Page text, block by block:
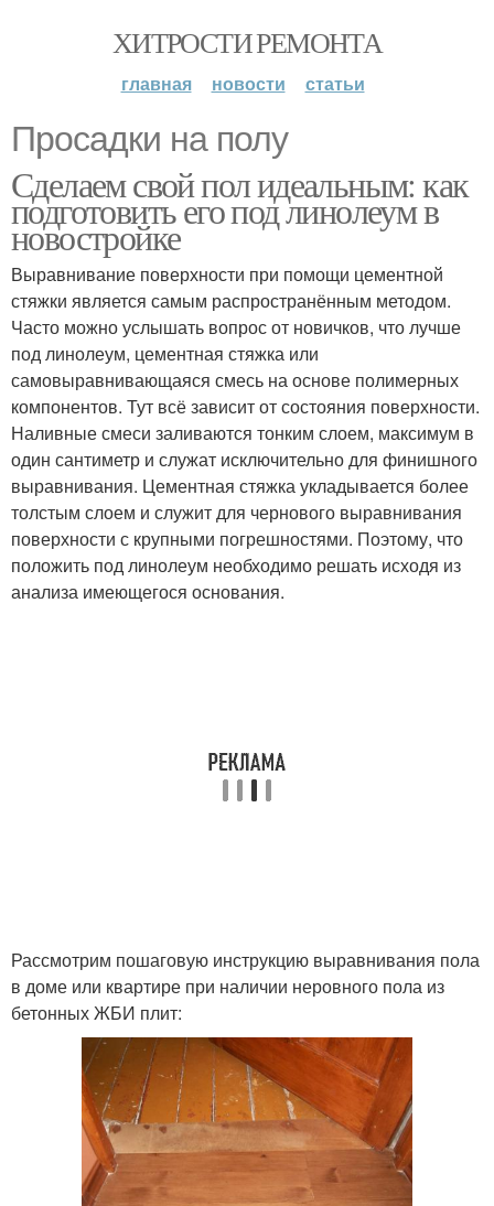
ХИТРОСТИ РЕМОНТА
главная новости статьи
Просадки на полу
Сделаем свой пол идеальным: как
подготовить его под линолеум в
новостройке
Выравнивание поверхности при помощи цементной
стяжки является самым распространённым методом.
Часто можно услышать вопрос от новичков, что лучше
под линолеум, цементная стяжка или
самовыравнивающаяся смесь на основе полимерных
компонентов. Тут всё зависит от состояния поверхности.
Наливные смеси заливаются тонким слоем, максимум в
один сантиметр и служат исключительно для финишного
выравнивания. Цементная стяжка укладывается более
толстым слоем и служит для чернового выравнивания
поверхности с крупными погрешностями. Поэтому, что
положить под линолеум необходимо решать исходя из
анализа имеющегося основания.
Рассмотрим пошаговую инструкцию выравнивания пола
в доме или квартире при наличии неровного пола из
бетонных ЖБИ плит: